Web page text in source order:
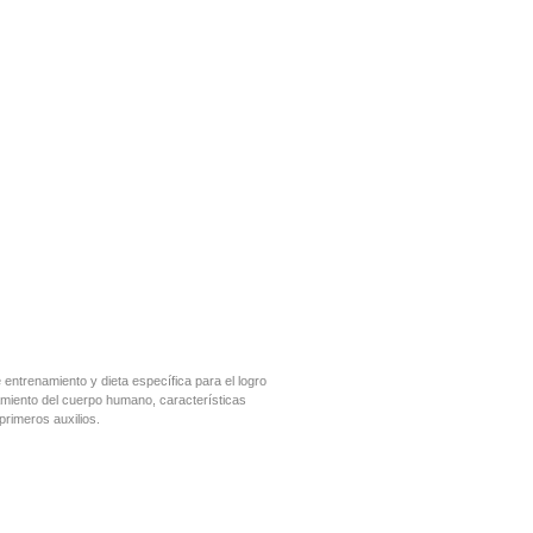
y dieta específica para el logro
del cuerpo humano, características
auxilios.